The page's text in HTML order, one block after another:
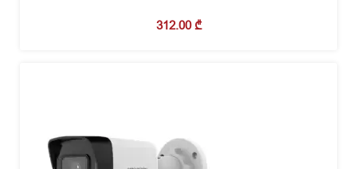
312.00₾